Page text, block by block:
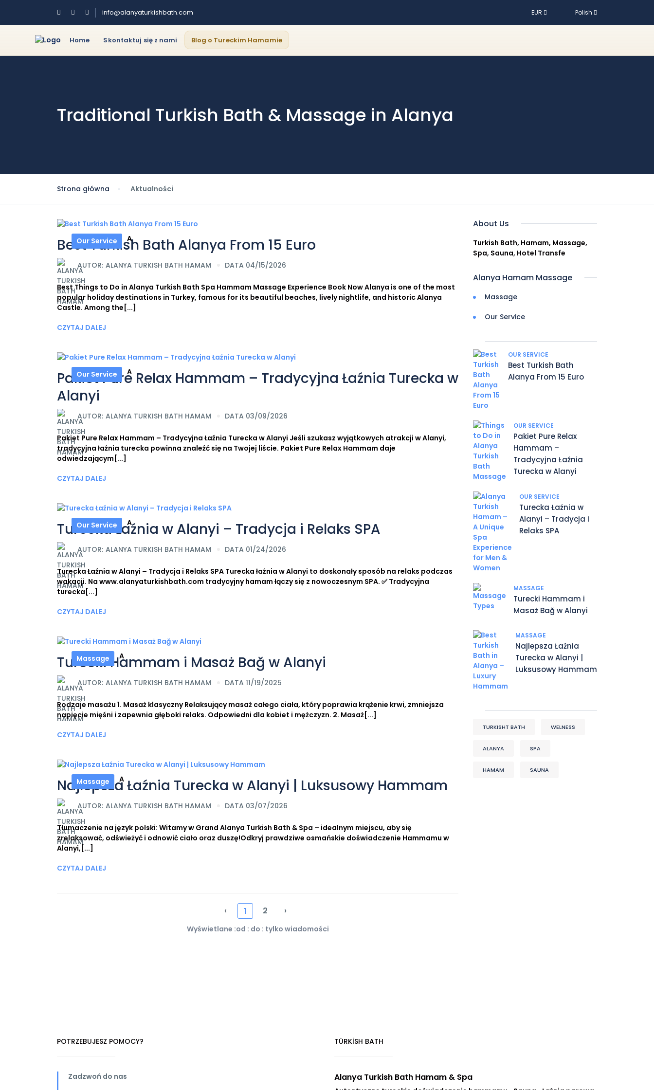
info@alanyaturkishbath.com EUR Polish
Home Skontaktuj się z nami Blog o Tureckim Hamamie
Traditional Turkish Bath & Massage in Alanya
Strona główna Aktualności
A
Our Service
Best Turkish Bath Alanya From 15 Euro
AUTOR: ALANYA TURKISH BATH HAMAM DATA 04/15/2026
Best Things to Do in Alanya Turkish Bath Spa Hammam Massage Experience Book Now Alanya is one of the most
popular holiday destinations in Turkey, famous for its beautiful beaches, lively nightlife, and historic Alanya
Castle. Among the[...]
CZYTAJ DALEJ
A
Our Service
Pakiet Pure Relax Hammam – Tradycyjna Łaźnia Turecka w
Alanyi
AUTOR: ALANYA TURKISH BATH HAMAM DATA 03/09/2026
Pakiet Pure Relax Hammam – Tradycyjna Łaźnia Turecka w Alanyi Jeśli szukasz wyjątkowych atrakcji w Alanyi,
tradycyjna łaźnia turecka powinna znaleźć się na Twojej liście. Pakiet Pure Relax Hammam daje
odwiedzającym[...]
CZYTAJ DALEJ
A
Our Service
Turecka Łaźnia w Alanyi – Tradycja i Relaks SPA
AUTOR: ALANYA TURKISH BATH HAMAM DATA 01/24/2026
Turecka Łaźnia w Alanyi – Tradycja i Relaks SPA Turecka łaźnia w Alanyi to doskonały sposób na relaks podczas
wakacji. Na www.alanyaturkishbath.com tradycyjny hamam łączy się z nowoczesnym SPA. ✅ Tradycyjna
turecka[...]
CZYTAJ DALEJ
A
Massage
Turecki Hammam i Masaż Bağ w Alanyi
AUTOR: ALANYA TURKISH BATH HAMAM DATA 11/19/2025
Rodzaje masażu 1. Masaż klasyczny Relaksujący masaż całego ciała, który poprawia krążenie krwi, zmniejsza
napięcie mięśni i zapewnia głęboki relaks. Odpowiedni dla kobiet i mężczyzn. 2. Masaż[...]
CZYTAJ DALEJ
A
Massage
Najlepsza Łaźnia Turecka w Alanyi | Luksusowy Hammam
AUTOR: ALANYA TURKISH BATH HAMAM DATA 03/07/2026
Tłumaczenie na język polski: Witamy w Grand Alanya Turkish Bath & Spa – idealnym miejscu, aby się
zrelaksować, odświeżyć i odnowić ciało oraz duszę!Odkryj prawdziwe osmańskie doświadczenie Hammamu w
Alanyi,[...]
CZYTAJ DALEJ
‹ 1 2 ›
Wyświetlane :od : do : tylko wiadomości
About Us
Turkish Bath, Hamam, Massage,
Spa, Sauna, Hotel Transfe
Alanya Hamam Massage
Massage
Our Service
OUR SERVICE
Best Turkish Bath
Alanya From 15 Euro
OUR SERVICE
Pakiet Pure Relax
Hammam –
Tradycyjna Łaźnia
Turecka w Alanyi
OUR SERVICE
Turecka Łaźnia w
Alanyi – Tradycja i
Relaks SPA
MASSAGE
Turecki Hammam i
Masaż Bağ w Alanyi
MASSAGE
Najlepsza Łaźnia
Turecka w Alanyi |
Luksusowy Hammam
TURKISHT BATH WELNESS
ALANYA SPA
HAMAM SAUNA
POTRZEBUJESZ POMOCY?
Zadzwoń do nas
TÜRKİSH BATH
Alanya Turkish Bath Hamam & Spa